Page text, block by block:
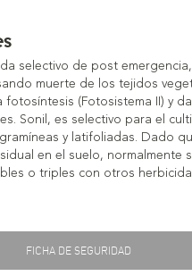
selectivo de post
muerte de los tejidos
fotosíntesis (Fotosistema II) y
Sonil, es selectivo para el
y latifoliadas. Dado
en el suelo, normalmente
o triples con otros
FICHA DE SEGURIDAD